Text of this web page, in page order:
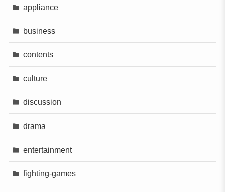
appliance
business
contents
culture
discussion
drama
entertainment
fighting-games